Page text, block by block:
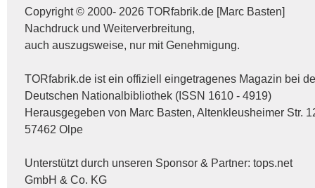
Copyright © 2000- 2026 TORfabrik.de [Marc Basten]
Nachdruck und Weiterverbreitung,
auch auszugsweise, nur mit Genehmigung.
TORfabrik.de ist ein offiziell eingetragenes Magazin bei
Deutschen Nationalbibliothek (ISSN 1610 - 4919)
Herausgegeben von Marc Basten, Altenkleusheimer Str.
57462 Olpe
Unterstützt durch unseren Sponsor & Partner: tops.net
GmbH & Co. KG